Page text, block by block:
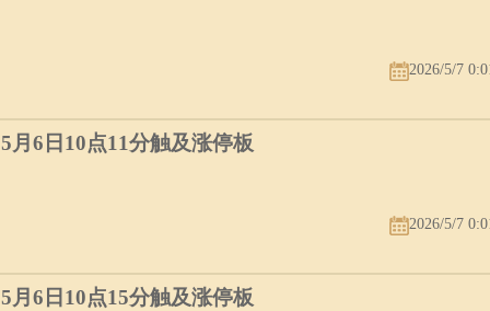
2026/5/7
月6日10点11分触及涨停板
2026/5/7
月6日10点15分触及涨停板